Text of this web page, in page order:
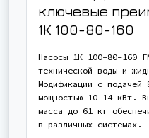
ключевые
1К 100-80-160
Насосы 1К 100-80-160
технической воды и
Модификации с
мощностью 10-14 кВт.
масса до 61 кг
в различных системах.